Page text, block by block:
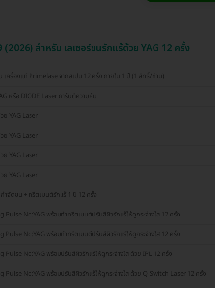
สำหรับ เลเซอร์ขนรักแร้ด้วย YAG 12 ครั้ง
เครื่องแท้ Primelase จากสเปน 12 ครั้ง ภายใน 1 ปี (1 สิทธิ์/ท่าน)
หรือ DIODE Laser การันตีความคุ้ม
ย YAG Laser
ย YAG Laser
ย YAG Laser
ย YAG Laser
ำจัดขน + ทรีตเมนต์รักแร้ 1 ปี 12 ครั้ง
Pulse Nd:YAG พร้อมทำทรีตเมนต์ปรับสีผิวรักแร้ให้ดูกระจ่างใส 12 ครั้ง
Pulse Nd:YAG พร้อมทำทรีตเมนต์ปรับสีผิวรักแร้ให้ดูกระจ่างใส 12 ครั้ง
Pulse Nd:YAG พร้อมปรับสีผิวรักแร้ให้ดูกระจ่างใส ด้วย IPL 12 ครั้ง
Pulse Nd:YAG พร้อมปรับสีผิวรักแร้ให้ดูกระจ่างใส ด้วย Q-Switch Laser 12 ครั้ง